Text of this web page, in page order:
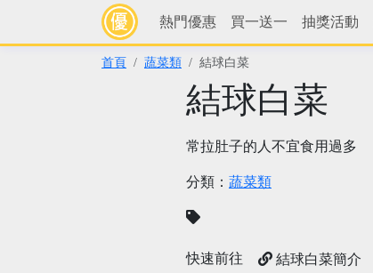
熱門優惠 買一送一 抽獎活動
首頁 蔬菜類 結球白菜
結球白菜
常拉肚子的人不宜食用過多
分類： 蔬菜類
快速前往 結球白菜簡介